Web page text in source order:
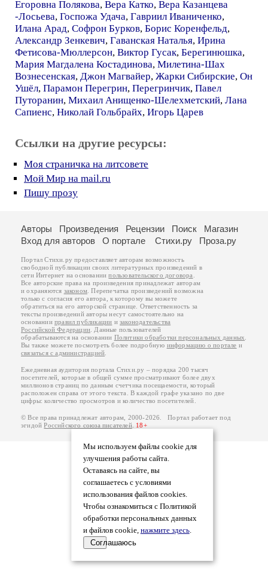
Егоровна Полякова, Вера Катко, Вера Казанцева
-Лосьева, Госпожа Удача, Гавриил Иваниченко,
Илана Арад, Софрон Бурков, Борис Коренфельд,
Александр Зенкевич, Гаванская Наталья, Ирина
Фетисова-Мюллерсон, Виктор Гусак, Берегинюшка,
Мария Магдалена Костадинова, Милетина-Шах
Вознесенская, Джон Магвайер, Жарки Сибирские, Он
Ушёл, Парамон Перегрин, Перегринчик, Павел
Путоранин, Михаил Анищенко-Шелехметский, Лана
Сапиенс, Николай Гольбрайх, Игорь Царев
Ссылки на другие ресурсы:
Моя страничка на литсовете
Мой Мир на mail.ru
Пишу прозу
Мы используем файлы cookie для
улучшения работы сайта.
Оставаясь на сайте, вы
соглашаетесь с условиями
использования файлов cookies.
Чтобы ознакомиться с Политикой
обработки персональных данных
и файлов cookie, нажмите здесь.
Соглашаюсь
Авторы Произведения Рецензии Поиск
Магазин
Вход для авторов
О портале Стихи.ру Проза.ру
Портал Стихи.ру предоставляет авторам возможность
свободной публикации своих литературных произведений в
сети Интернет на основаниипользовательского договора
Все авторские права на произведения принадлежат авторам
и охраняются законом . Перепечатка произведений возможна
только с согласия его автора, к которому вы можете
обратиться на его авторской странице. Ответственность за
тексты произведений авторы несут самостоятельно на
основанииправил публикации изаконодательства
Российской Федерации . Данные пользователей
обрабатываются на основании Политики обработки персональных данных
Вы также можете посмотреть более подробную информацию о портале и
связаться с администрацией
Ежедневная аудитория портала Стихи.ру – порядка 200 тысяч
посетителей, которые в общей сумме просматривают более двух
миллионов страниц по данным счетчика посещаемости, который
расположен справа от этого текста. В каждой графе указано по две
цифры: количество просмотров и количество посетителей.
© Все права принадлежат авторам, 2000-2026. Портал работает под
эгидойРоссийского союза писателей. 18+